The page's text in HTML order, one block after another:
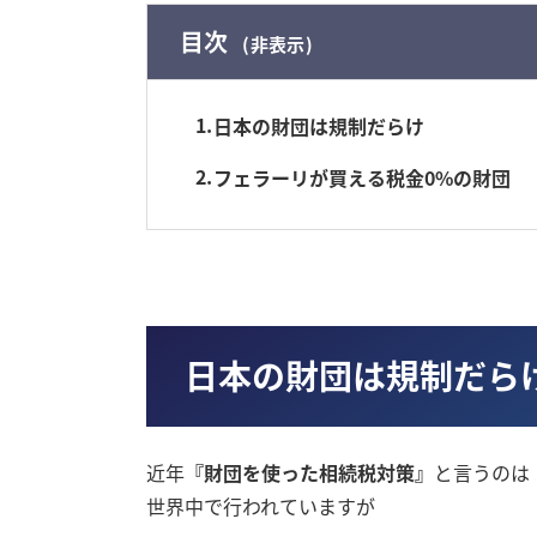
目次 非表示
1 日本の財団は規制だらけ
2 フェラーリが買える税金0%の財団
日本の財団は規制だら
近年 『財団を使った相続税対策』 と言うのは
世界中で行われていますが